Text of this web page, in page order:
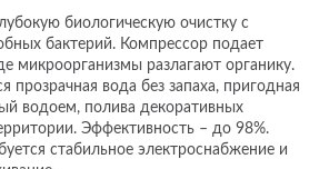
биологическую очистку с
бактерий. Компрессор подает
микроорганизмы разлагают органику.
прозрачная вода без запаха, пригодная
водоем, полива декоративных
Эффективность – до 98%.
стабильное электроснабжение и